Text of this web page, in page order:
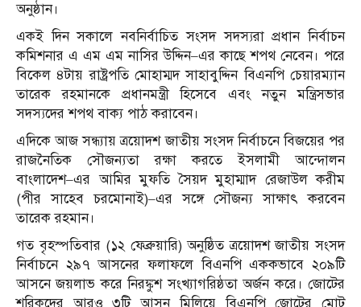
অনুষ্ঠান।
একই দিন সকালে নবনির্বাচিত সংসদ সদস্যরা প্রধান নির্বাচন
কমিশনার এ এম এম নাসির উদ্দিন–এর কাছে শপথ নেবেন। পরে
বিকেল ৪টায় রাষ্ট্রপতি মোহাম্মদ সাহাবুদ্দিনবিএনপি চেয়ারম্যান
তারেক রহমানকে প্রধানমন্ত্রী হিসেবে এবং নতুন মন্ত্রিসভার
সদস্যদের শপথ বাক্য পাঠ করাবেন।
এদিকে আজ সন্ধ্যায় ত্রয়োদশ জাতীয় সংসদ নির্বাচনে বিজয়ের পর
রাজনৈতিক সৌজন্যতা রক্ষা করতেইসলামী আন্দোলন
বাংলাদেশ–এর আমিরমুফতি সৈয়দ মুহাম্মাদ রেজাউল করীম
(পীর সাহেব চরমোনাই)–এর সঙ্গে সৌজন্য সাক্ষাৎ করবেন
তারেক রহমান।
গত বৃহস্পতিবার (১২ ফেব্রুয়ারি) অনুষ্ঠিত ত্রয়োদশ জাতীয় সংসদ
নির্বাচনে ২৯৭ আসনের ফলাফলে বিএনপি এককভাবে ২০৯টি
আসনে জয়লাভ করে নিরঙ্কুশ সংখ্যাগরিষ্ঠতা অর্জন করে। জোটের
শরিকদের আরও ৩টি আসন মিলিয়ে বিএনপি জোটের মোট